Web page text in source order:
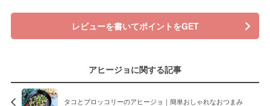
レビューを書いてポイントをGET
アヒージョに関する記事
タコとブロッコリーのアヒージョ｜簡単おしゃれなおつまみ